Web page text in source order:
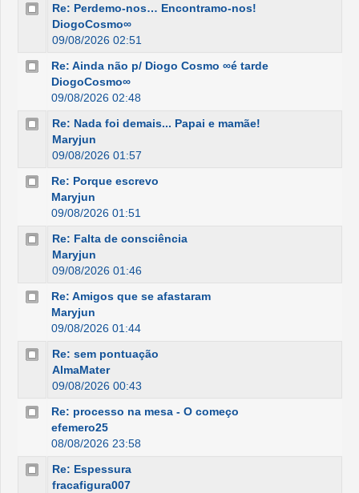
Re: Perdemo-nos… Encontramo-nos!
DiogoCosmo∞
09/08/2026 02:51
Re: Ainda não p/ Diogo Cosmo ∞é tarde
DiogoCosmo∞
09/08/2026 02:48
Re: Nada foi demais... Papai e mamãe!
Maryjun
09/08/2026 01:57
Re: Porque escrevo
Maryjun
09/08/2026 01:51
Re: Falta de consciência
Maryjun
09/08/2026 01:46
Re: Amigos que se afastaram
Maryjun
09/08/2026 01:44
Re: sem pontuação
AlmaMater
09/08/2026 00:43
Re: processo na mesa - O começo
efemero25
08/08/2026 23:58
Re: Espessura
fracafigura007